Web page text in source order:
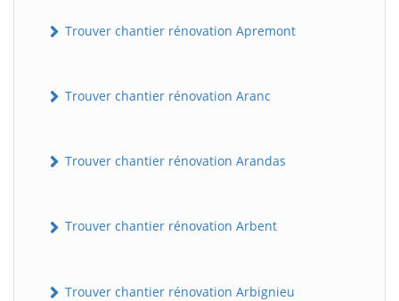
Trouver chantier rénovation Apremont
Trouver chantier rénovation Aranc
Trouver chantier rénovation Arandas
Trouver chantier rénovation Arbent
Trouver chantier rénovation Arbignieu